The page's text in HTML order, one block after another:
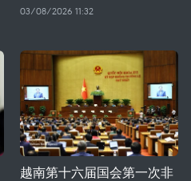
03/08/2026 11:32
越南第十六届国会第一次非